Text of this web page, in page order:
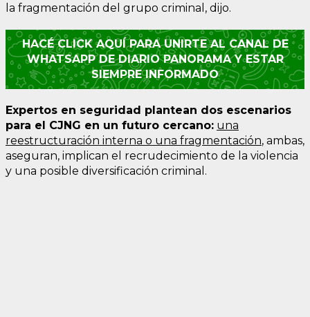
la fragmentación del grupo criminal, dijo.
HACÉ CLICK AQUÍ PARA UNIRTE AL CANAL DE
WHATSAPP DE DIARIO PANORAMA Y ESTAR
SIEMPRE INFORMADO
Expertos en seguridad plantean dos escenarios
para el CJNG en un futuro cercano: una
reestructuración interna o una fragmentación, ambas,
aseguran, implican el recrudecimiento de la violencia
y una posible diversificación criminal.